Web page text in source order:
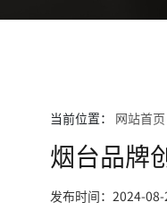
当前位置： 网站首页
烟台品牌
发布时间：2024-08-